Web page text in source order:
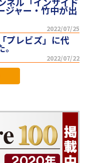
ジャー・竹中が出
2022/07/25
プレビズ」に代
。
2022/07/22